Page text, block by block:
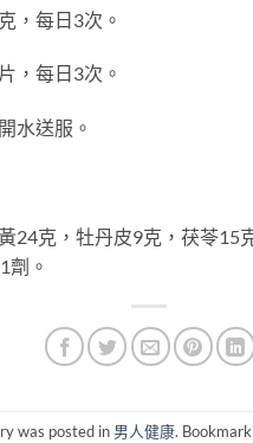
每日3次。
每日3次。
水送服。
克，牡丹皮9克，茯苓15
劑。
was posted in 男人健康.